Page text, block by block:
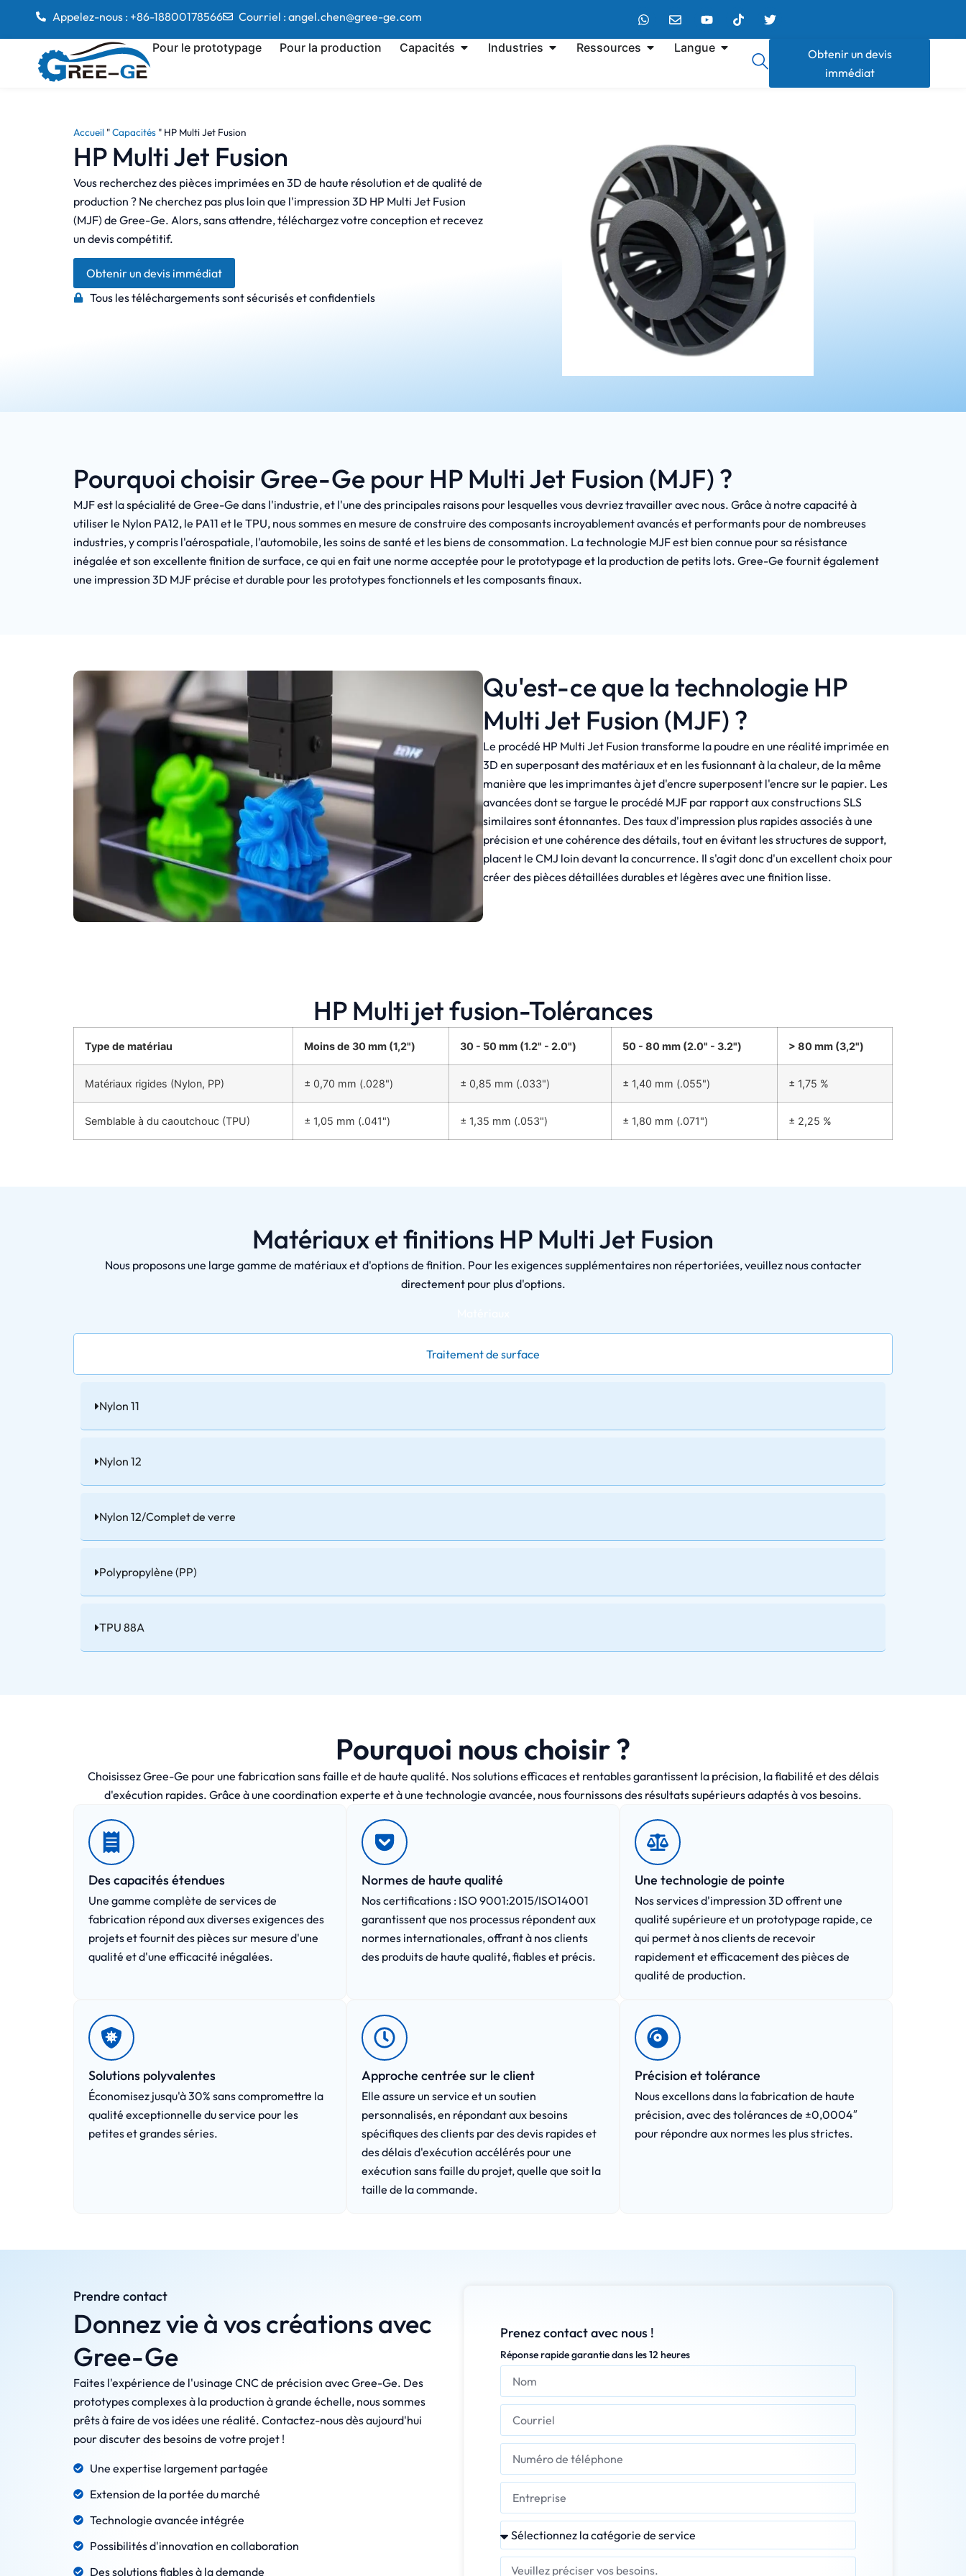
Appelez-nous : +86-18800178566 Courriel : angel.chen@gree-ge.com
Pour le prototypage Pour la production Capacités Industries Ressources Langue
Obtenir un devis
immédiat
Accueil "Capacités " HP Multi Jet Fusion
HP Multi Jet Fusion
Vous recherchez des pièces imprimées en 3D de haute résolution et de qualité de
production ? Ne cherchez pas plus loin que l'impression 3D HP Multi Jet Fusion
(MJF) de Gree-Ge. Alors, sans attendre, téléchargez votre conception et recevez
un devis compétitif.
Obtenir un devis immédiat
Tous les téléchargements sont sécurisés et confidentiels
Pourquoi choisir Gree-Ge pour HP Multi Jet Fusion (MJF) ?
MJF est la spécialité de Gree-Ge dans l'industrie, et l'une des principales raisons pour lesquelles vous devriez travailler avec nous. Grâce à notre capacité à
utiliser le Nylon PA12, le PA11 et le TPU, nous sommes en mesure de construire des composants incroyablement avancés et performants pour de nombreuses
industries, y compris l'aérospatiale, l'automobile, les soins de santé et les biens de consommation. La technologie MJF est bien connue pour sa résistance
inégalée et son excellente finition de surface, ce qui en fait une norme acceptée pour le prototypage et la production de petits lots. Gree-Ge fournit également
une impression 3D MJF précise et durable pour les prototypes fonctionnels et les composants finaux.
Qu'est-ce que la technologie HP
Multi Jet Fusion (MJF) ?
Le procédé HP Multi Jet Fusion transforme la poudre en une réalité imprimée en
3D en superposant des matériaux et en les fusionnant à la chaleur, de la même
manière que les imprimantes à jet d'encre superposent l'encre sur le papier. Les
avancées dont se targue le procédé MJF par rapport aux constructions SLS
similaires sont étonnantes. Des taux d'impression plus rapides associés à une
précision et une cohérence des détails, tout en évitant les structures de support,
placent le CMJ loin devant la concurrence. Il s'agit donc d'un excellent choix pour
créer des pièces détaillées durables et légères avec une finition lisse.
HP Multi jet fusion-Tolérances
Type de matériau Moins de 30 mm (1,2") 30 - 50 mm (1.2" - 2.0") 50 - 80 mm (2.0" - 3.2") > 80 mm (3,2")
Matériaux rigides (Nylon, PP) ± 0,70 mm (.028") ± 0,85 mm (.033") ± 1,40 mm (.055") ± 1,75 %
Semblable à du caoutchouc (TPU) ± 1,05 mm (.041") ± 1,35 mm (.053") ± 1,80 mm (.071") ± 2,25 %
Matériaux et finitions HP Multi Jet Fusion
Nous proposons une large gamme de matériaux et d'options de finition. Pour les exigences supplémentaires non répertoriées, veuillez nous contacter
directement pour plus d'options.
Traitement de surface
Nylon 11
Nylon 12
Nylon 12/Complet de verre
Polypropylène (PP)
TPU 88A
Pourquoi nous choisir ?
Choisissez Gree-Ge pour une fabrication sans faille et de haute qualité. Nos solutions efficaces et rentables garantissent la précision, la fiabilité et des délais
d'exécution rapides. Grâce à une coordination experte et à une technologie avancée, nous fournissons des résultats supérieurs adaptés à vos besoins.
Des capacités étendues
Une gamme complète de services de
fabrication répond aux diverses exigences des
projets et fournit des pièces sur mesure d'une
qualité et d'une efficacité inégalées.
Normes de haute qualité
Nos certifications : ISO 9001:2015/ISO14001
garantissent que nos processus répondent aux
normes internationales, offrant à nos clients
des produits de haute qualité, fiables et précis.
Une technologie de pointe
Nos services d'impression 3D offrent une
qualité supérieure et un prototypage rapide, ce
qui permet à nos clients de recevoir
rapidement et efficacement des pièces de
qualité de production.
Solutions polyvalentes
Économisez jusqu'à 30% sans compromettre la
qualité exceptionnelle du service pour les
petites et grandes séries.
Approche centrée sur le client
Elle assure un service et un soutien
personnalisés, en répondant aux besoins
spécifiques des clients par des devis rapides et
des délais d'exécution accélérés pour une
exécution sans faille du projet, quelle que soit la
taille de la commande.
Précision et tolérance
Nous excellons dans la fabrication de haute
précision, avec des tolérances de ±0,0004″
pour répondre aux normes les plus strictes.
Prendre contact
Donnez vie à vos créations avec
Gree-Ge
Faites l'expérience de l'usinage CNC de précision avec Gree-Ge. Des
prototypes complexes à la production à grande échelle, nous sommes
prêts à faire de vos idées une réalité. Contactez-nous dès aujourd'hui
pour discuter des besoins de votre projet !
Une expertise largement partagée
Extension de la portée du marché
Technologie avancée intégrée
Possibilités d'innovation en collaboration
Des solutions fiables à la demande
Prenez contact avec nous !
Réponse rapide garantie dans les 12 heures